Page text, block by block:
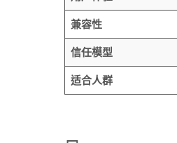
兼容性
信任模型
适合人群